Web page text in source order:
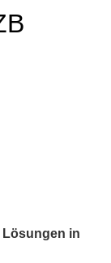
Lösungen in